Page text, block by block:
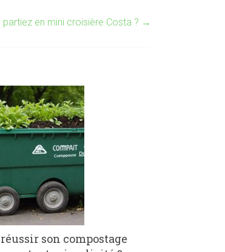
partiez en mini croisière Costa ? →
son compostage